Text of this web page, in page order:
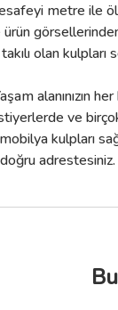
metre ile
olan
alanınızın
ve
kulpları
adrestesiniz.
yetersiz